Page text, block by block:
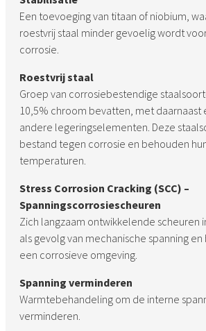
Een toevoeging van titaan of niobium,
roestvrij staal minder gevoelig wordt
corrosie.
Roestvrij staal
Groep van corrosiebestendige
10,5% chroom bevatten, met daarnaast
andere legeringselementen. Deze
bestand tegen corrosie en behouden
temperaturen.
Stress Corrosion Cracking (SCC) –
Spanningscorrosiescheuren
Zich langzaam ontwikkelende scheuren
als gevolg van mechanische spanning
een corrosieve omgeving.
Spanning verminderen
Warmtebehandeling om de interne
verminderen.